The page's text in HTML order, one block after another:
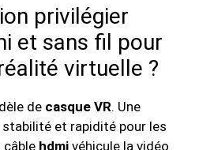
privilégier
et sans fil pour
virtuelle ?
de casque VR. Une
et rapidité pour les
câble hdmi véhicule la vidéo